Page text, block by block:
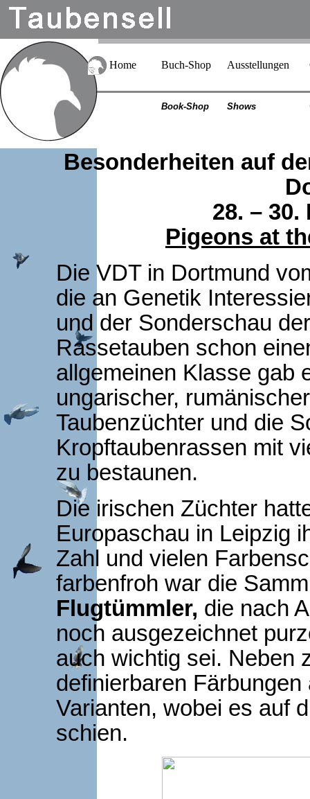
Home Buch-Shop Ausstellungen
Book-Shop Shows
Besonderheiten auf
28. – 30.
Pigeons at
Die VDT in Dortmund
die an Genetik
und der Sonderschau
Rassetauben schon
allgemeinen Klasse gab
ungarischer,
Taubenzüchter und die
Kropftaubenrassen mit
zu bestaunen.
Die irischen Züchter
Europaschau in Leipzig
Zahl und vielen
farbenfroh war die
Flugtümmler, die nach
noch ausgezeichnet
auch wichtig sei. Neben
definierbaren
Varianten, wobei es auf
schien.